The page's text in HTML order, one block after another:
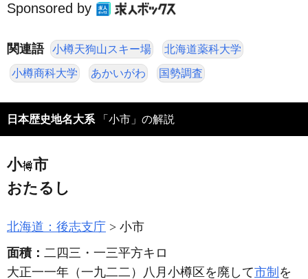
Sponsored by
関連語 小樽天狗山スキー場 北海道薬科大学
小樽商科大学 あかいがわ 国勢調査
日本歴史地名大系 「小市」の解説
小
市
おたるし
北海道：後志支庁
小市
面積： 二四三・一三平方キロ
大正一一年 （一九二二） 八月小樽区を廃して市制 を